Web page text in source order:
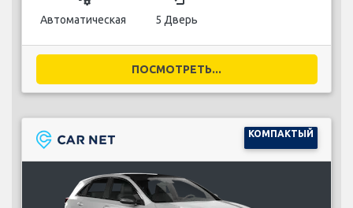
Автоматическая 5 Дверь
ПОСМОТРЕТЬ...
КОМПАКТЫЙ